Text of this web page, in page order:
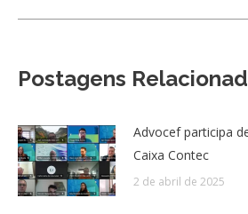
Postagens
Advocef participa
Caixa Contec
2 de abril de 2025